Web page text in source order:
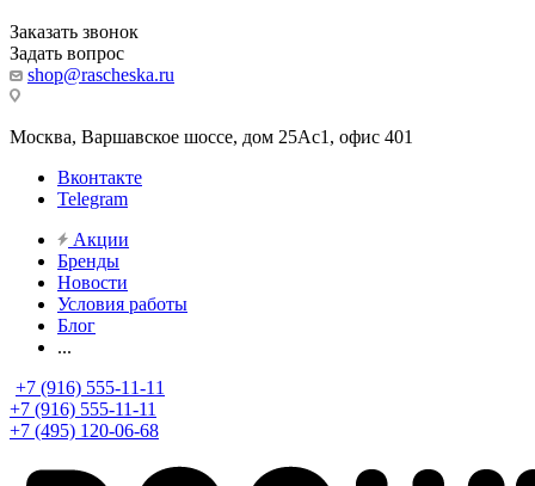
Заказать звонок
Задать вопрос
shop@rascheska.ru
Москва, Варшавское шоссе, дом 25Аc1, офис 401
Вконтакте
Telegram
Акции
Бренды
Новости
Условия работы
Блог
...
+7 (916) 555-11-11
+7 (916) 555-11-11
+7 (495) 120-06-68